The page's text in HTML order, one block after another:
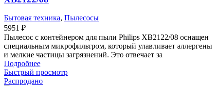
Бытовая техника, Пылесосы
5951 ₽
Пылесос с контейнером для пыли Philips XB2122/08 оснащен
специальным микрофильтром, который улавливает аллергены
и мелкие частицы загрязнений. Это отвечает за
Подробнее
Быстрый просмотр
Распродано